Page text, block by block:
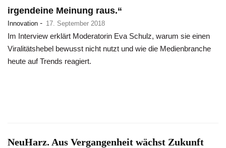
irgendeine Meinung raus.“
Innovation - 17. September 2018
Im Interview erklärt Moderatorin Eva Schulz, warum sie einen
Viralitätshebel bewusst nicht nutzt und wie die Medienbranche
heute auf Trends reagiert.
NeuHarz. Aus Vergangenheit wächst Zukunft